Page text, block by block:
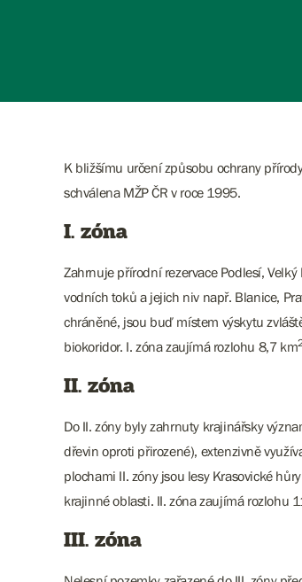
K bližšímu určení způsobu ochrany
schválena MŽP ČR v roce 1995.
I. zóna
Zahrnuje přírodní rezervace Podlesí,
vodních toků a jejich niv např. Blanice,
chráněné, jsou buď místem výskytu
biokoridor. I. zóna zaujímá rozlohu 8,7 km
II. zóna
Do II. zóny byly zahrnuty krajinářsky
dřevin oproti přirozené), extenzivně
plochami II. zóny jsou lesy Krasovické
krajinné oblasti. II. zóna zaujímá rozlohu
III. zóna